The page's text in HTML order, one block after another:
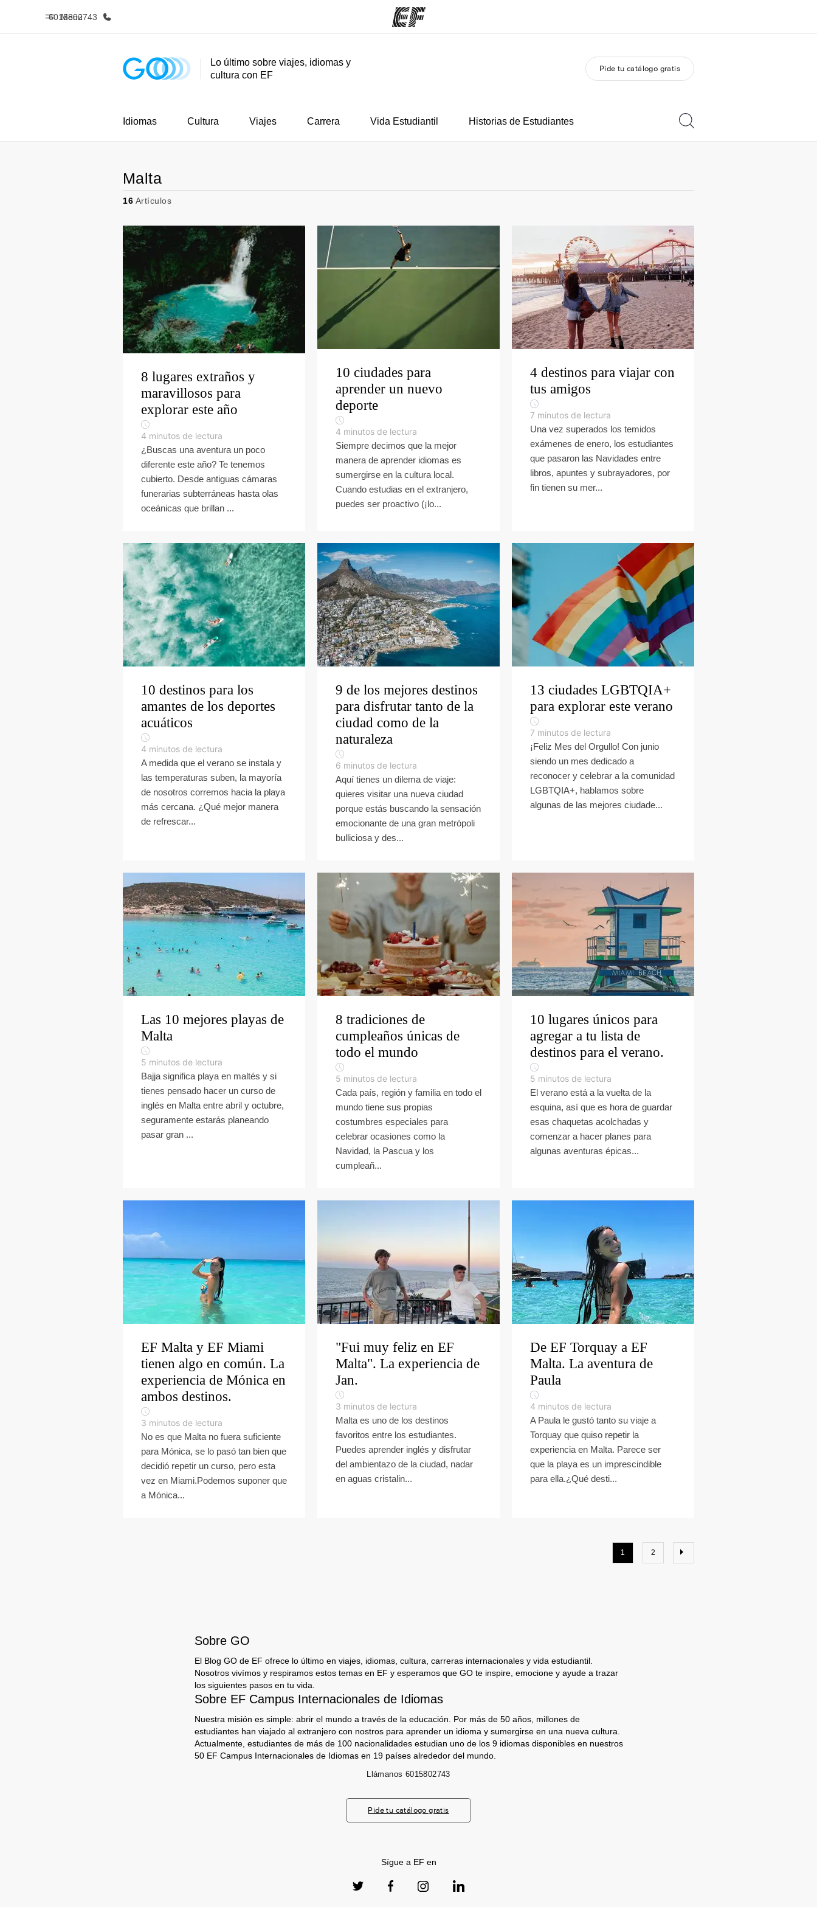
Menú
6015802743
Inicio Programas Sobre nosotros Trabajos
Lo último sobre viajes, idiomas y
cultura con EF
Pide tu catálogo gratis
Idiomas Cultura Viajes Carrera Vida Estudiantil Historias de Estudiantes
Malta
16 Artículos
8 lugares extraños y
maravillosos para
explorar este año
4 minutos de lectura
¿Buscas una aventura un poco
diferente este año? Te tenemos
cubierto. Desde antiguas cámaras
funerarias subterráneas hasta olas
oceánicas que brillan ...
10 ciudades para
aprender un nuevo
deporte
4 minutos de lectura
Siempre decimos que la mejor
manera de aprender idiomas es
sumergirse en la cultura local.
Cuando estudias en el extranjero,
puedes ser proactivo (¡lo...
4 destinos para viajar con
tus amigos
7 minutos de lectura
Una vez superados los temidos
exámenes de enero, los estudiantes
que pasaron las Navidades entre
libros, apuntes y subrayadores, por
fin tienen su mer...
10 destinos para los
amantes de los deportes
acuáticos
4 minutos de lectura
A medida que el verano se instala y
las temperaturas suben, la mayoría
de nosotros corremos hacia la playa
más cercana. ¿Qué mejor manera
de refrescar...
9 de los mejores destinos
para disfrutar tanto de la
ciudad como de la
naturaleza
6 minutos de lectura
Aquí tienes un dilema de viaje:
quieres visitar una nueva ciudad
porque estás buscando la sensación
emocionante de una gran metrópoli
bulliciosa y des...
13 ciudades LGBTQIA+
para explorar este verano
7 minutos de lectura
¡Feliz Mes del Orgullo! Con junio
siendo un mes dedicado a
reconocer y celebrar a la comunidad
LGBTQIA+, hablamos sobre
algunas de las mejores ciudade...
Las 10 mejores playas de
Malta
5 minutos de lectura
Bajja significa playa en maltés y si
tienes pensado hacer un curso de
inglés en Malta entre abril y octubre,
seguramente estarás planeando
pasar gran ...
8 tradiciones de
cumpleaños únicas de
todo el mundo
5 minutos de lectura
Cada país, región y familia en todo el
mundo tiene sus propias
costumbres especiales para
celebrar ocasiones como la
Navidad, la Pascua y los
cumpleañ...
10 lugares únicos para
agregar a tu lista de
destinos para el verano.
5 minutos de lectura
El verano está a la vuelta de la
esquina, así que es hora de guardar
esas chaquetas acolchadas y
comenzar a hacer planes para
algunas aventuras épicas...
EF Malta y EF Miami
tienen algo en común. La
experiencia de Mónica en
ambos destinos.
3 minutos de lectura
No es que Malta no fuera suficiente
para Mónica, se lo pasó tan bien que
decidió repetir un curso, pero esta
vez en Miami.Podemos suponer que
a Mónica...
"Fui muy feliz en EF
Malta". La experiencia de
Jan.
3 minutos de lectura
Malta es uno de los destinos
favoritos entre los estudiantes.
Puedes aprender inglés y disfrutar
del ambientazo de la ciudad, nadar
en aguas cristalin...
De EF Torquay a EF
Malta. La aventura de
Paula
4 minutos de lectura
A Paula le gustó tanto su viaje a
Torquay que quiso repetir la
experiencia en Malta. Parece ser
que la playa es un imprescindible
para ella.¿Qué desti...
1 2
Sobre GO
El Blog GO de EF ofrece lo último en viajes, idiomas, cultura, carreras internacionales y vida estudiantil.
Nosotros vivímos y respiramos estos temas en EF y esperamos que GO te inspire, emocione y ayude a trazar
los siguientes pasos en tu vida.
Sobre EF Campus Internacionales de Idiomas
Nuestra misión es simple: abrir el mundo a través de la educación. Por más de 50 años, millones de
estudiantes han viajado al extranjero con nostros para aprender un idioma y sumergirse en una nueva cultura.
Actualmente, estudiantes de más de 100 nacionalidades estudian uno de los 9 idiomas disponibles en nuestros
50 EF Campus Internacionales de Idiomas en 19 países alrededor del mundo.
Llámanos 6015802743
Pide tu catálogo gratis
Sígue a EF en